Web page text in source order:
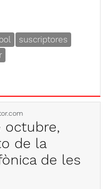
suscriptores
octubre,
de la
de les